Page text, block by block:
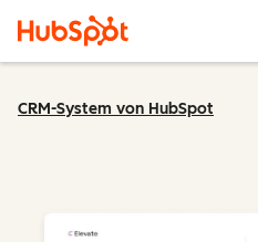
CRM-System von HubSpot